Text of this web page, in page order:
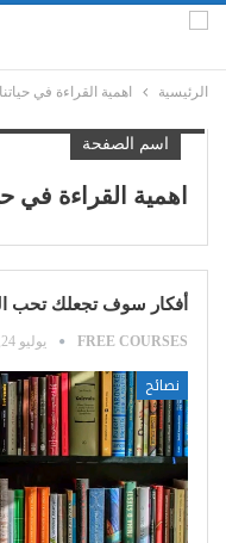
الرئيسية اهمية القراءة في حياتنا
اسم الصفحة
اهمية القراءة في
أفكار سوف تجعلك تحب
FREE COURSES يوليو 24, 2022
نصائح